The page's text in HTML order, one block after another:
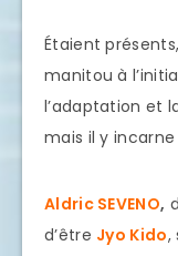
Étaient présents,
manitou à
l’adaptation et
mais il y
Aldric SEVENO,
d’être Jyo Kido,